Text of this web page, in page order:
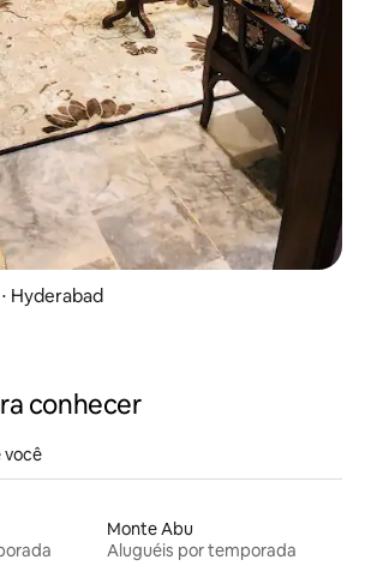
Hyderabad
conhecer
você
Monte Abu
Aluguéis por temporada